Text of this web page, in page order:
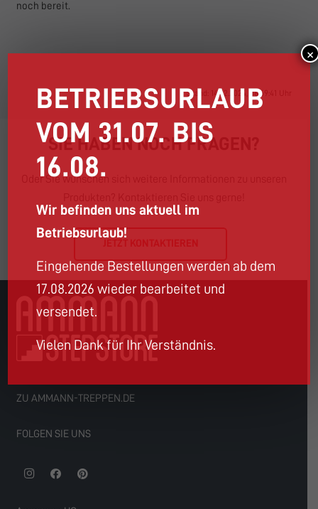
noch bereit.
Stand: 14.02.2024, 08:59:41 Uhr
SIE HABEN NOCH FRAGEN?
Oder Sie wünschen sich weitere Informationen zu unseren
JETZT KONTAKTIEREN
ZU AMMANN-TREPPEN.DE
FOLGEN SIE UNS
BETRIEBSURLAUB
VOM 31.07. BIS
16.08.
Wir befinden uns aktuell im
Betriebsurlaub!
Eingehende Bestellungen werden ab dem
17.08.2026 wieder bearbeitet und
versendet.
Vielen Dank für Ihr Verständnis.
×